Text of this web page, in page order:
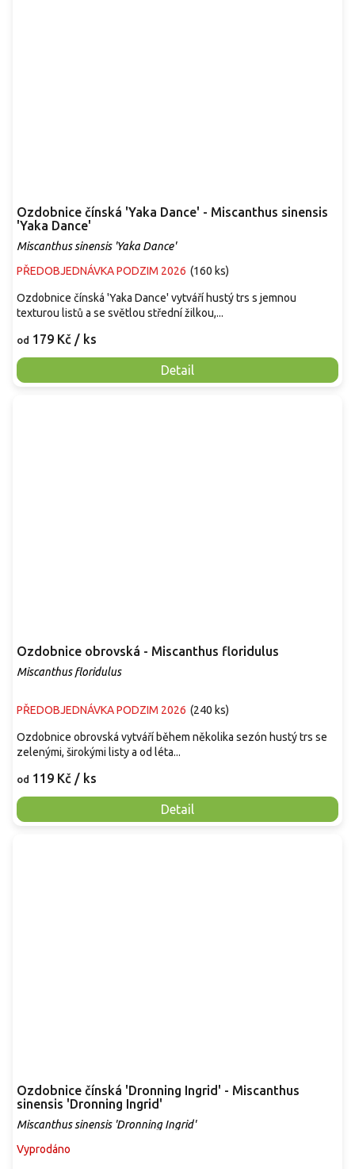
Ozdobnice čínská 'Yaka Dance' - Miscanthus sinensis
'Yaka Dance'
Miscanthus sinensis 'Yaka Dance'
PŘEDOBJEDNÁVKA PODZIM 2026 (160 ks)
od 179 Kč / ks
Detail
Ozdobnice čínská 'Yaka Dance' vytváří hustý trs s jemnou
texturou listů a se světlou střední žilkou,...
Ozdobnice obrovská - Miscanthus floridulus
Miscanthus floridulus
PŘEDOBJEDNÁVKA PODZIM 2026 (240 ks)
od 119 Kč / ks
Detail
Ozdobnice obrovská vytváří během několika sezón hustý trs se
zelenými, širokými listy a od léta...
Ozdobnice čínská 'Dronning Ingrid' - Miscanthus
sinensis 'Dronning Ingrid'
Miscanthus sinensis 'Dronning Ingrid'
Vyprodáno